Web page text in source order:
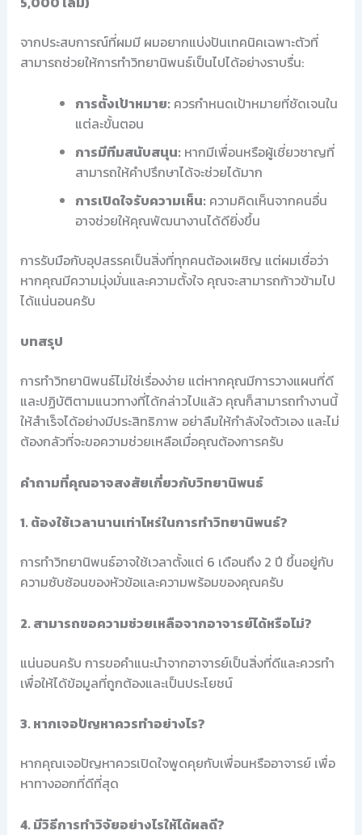
จากประสบการณ์ที่ผมมี ผมอยากแบ่งปันเทคนิคเฉพาะตัวที่
สามารถช่วยให้การทำวิทยานิพนธ์เป็นไปได้อย่างราบรื่น:
การตั้งเป้าหมาย: ควรกำหนดเป้าหมายที่ชัดเจนใน
แต่ละขั้นตอน
การมีทีมสนับสนุน: หากมีเพื่อนหรือผู้เชี่ยวชาญที่
สามารถให้คำปรึกษาได้จะช่วยได้มาก
การเปิดใจรับความเห็น: ความคิดเห็นจากคนอื่น
อาจช่วยให้คุณพัฒนางานได้ดียิ่งขึ้น
การรับมือกับอุปสรรคเป็นสิ่งที่ทุกคนต้องเผชิญ แต่ผมเชื่อว่า
หากคุณมีความมุ่งมั่นและความตั้งใจ คุณจะสามารถก้าวข้ามไป
ได้แน่นอนครับ
บทสรุป
การทำวิทยานิพนธ์ไม่ใช่เรื่องง่าย แต่หากคุณมีการวางแผนที่ดี
และปฏิบัติตามแนวทางที่ได้กล่าวไปแล้ว คุณก็สามารถทำงานนี้
ให้สำเร็จได้อย่างมีประสิทธิภาพ อย่าลืมให้กำลังใจตัวเอง และไม่
ต้องกลัวที่จะขอความช่วยเหลือเมื่อคุณต้องการครับ
คำถามที่คุณอาจสงสัยเกี่ยวกับวิทยานิพนธ์
1. ต้องใช้เวลานานเท่าไหร่ในการทำวิทยานิพนธ์?
การทำวิทยานิพนธ์อาจใช้เวลาตั้งแต่ 6 เดือนถึง 2 ปี ขึ้นอยู่กับ
ความซับซ้อนของหัวข้อและความพร้อมของคุณครับ
2. สามารถขอความช่วยเหลือจากอาจารย์ได้หรือไม่?
แน่นอนครับ การขอคำแนะนำจากอาจารย์เป็นสิ่งที่ดีและควรทำ
เพื่อให้ได้ข้อมูลที่ถูกต้องและเป็นประโยชน์
3. หากเจอปัญหาควรทำอย่างไร?
หากคุณเจอปัญหาควรเปิดใจพูดคุยกับเพื่อนหรืออาจารย์ เพื่อ
หาทางออกที่ดีที่สุด
4. มีวิธีการทำวิจัยอย่างไรให้ได้ผลดี?